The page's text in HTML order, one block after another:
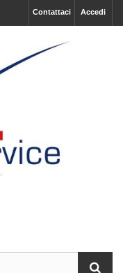
Accedi
Contattaci